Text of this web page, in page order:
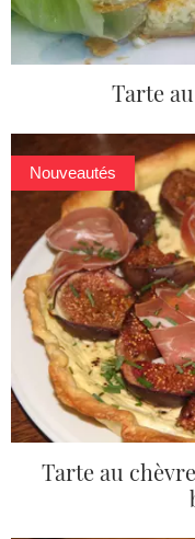
Tarte
Nouveautés
Tarte au